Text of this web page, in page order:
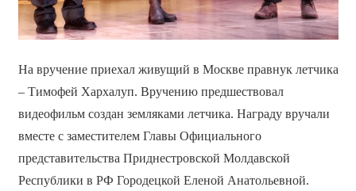
На вручение приехал живущий в Москве правнук летчика
– Тимофей Хархалуп. Вручению предшествовал
видеофильм создан земляками летчика. Награду вручали
вместе с заместителем Главы Официального
представительства Приднестровской Молдавской
Республики в РФ Городецкой Еленой Анатольевной.